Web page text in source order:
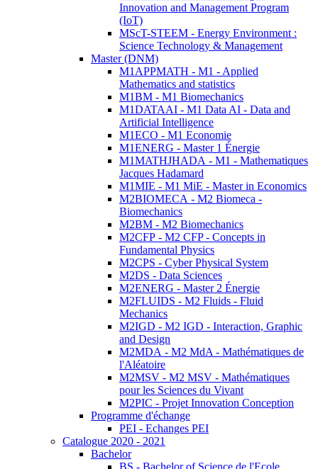
Innovation and Management Program
(IoT)
MScT-STEEM - Energy Environment :
Science Technology & Management
Master (DNM)
M1APPMATH - M1 - Applied
Mathematics and statistics
M1BM - M1 Biomechanics
M1DATAAI - M1 Data AI - Data and
Artificial Intelligence
M1ECO - M1 Economie
M1ENERG - Master 1 Énergie
M1MATHJHADA - M1 - Mathematiques
Jacques Hadamard
M1MIE - M1 MiE - Master in Economics
M2BIOMECA - M2 Biomeca -
Biomechanics
M2BM - M2 Biomechanics
M2CFP - M2 CFP - Concepts in
Fundamental Physics
M2CPS - Cyber Physical System
M2DS - Data Sciences
M2ENERG - Master 2 Énergie
M2FLUIDS - M2 Fluids - Fluid
Mechanics
M2IGD - M2 IGD - Interaction, Graphic
and Design
M2MDA - M2 MdA - Mathématiques de
l'Aléatoire
M2MSV - M2 MSV - Mathématiques
pour les Sciences du Vivant
M2PIC - Projet Innovation Conception
Programme d'échange
PEI - Echanges PEI
Catalogue 2020 - 2021
Bachelor
BS - Bachelor of Science de l'Ecole